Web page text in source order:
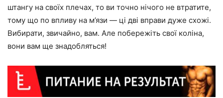
штангу на своїх плечах, то ви точно нічого не втратите,
тому що по впливу на м’язи — ці дві вправи дуже схожі.
Вибирати, звичайно, вам. Але побережіть свої коліна,
вони вам ще знадобляться!